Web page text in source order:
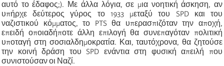
αυτό το έδαφος;). Με άλλα λόγια, σε μια νοητική άσκηση, αν
υπήρχε δεύτερος γύρος το 1933 μεταξύ του SPD και του
ναζιστικού κόμματος, το PTS θα υπερασπιζόταν την αποχή,
επειδή οποιαδήποτε άλλη επιλογή θα συνεπαγόταν πολιτική
υποταγή στη σοσιαλδημοκρατία. Και, ταυτόχρονα, θα ζητούσε
την κοινή δράση του SPD ενάντια στη φυσική απειλή που
συνιστούσαν οι Ναζί.